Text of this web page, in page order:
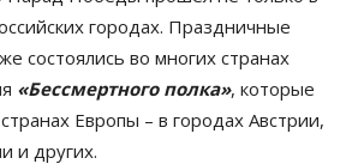
городах. Праздничные
состоялись во многих странах
«Бессмертного полка», которые
Европы – в городах Австрии,
и других.